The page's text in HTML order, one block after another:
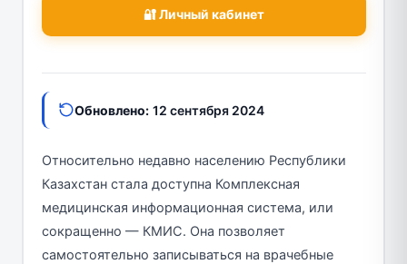
🔐 Личный кабинет
Обновлено: 12 сентября 2024
Относительно недавно населению Республики
Казахстан стала доступна Комплексная
медицинская информационная система, или
сокращенно — КМИС. Она позволяет
самостоятельно записываться на врачебные